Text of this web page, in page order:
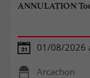
ANNULATION
01/08/2026
Arcachon